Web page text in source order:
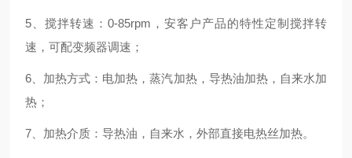
5、搅拌转速：0-85rpm，安客户产品的特性定制搅拌转
速，可配变频器调速；
6、加热方式：电加热，蒸汽加热，导热油加热，自来水加
热；
7、加热介质：导热油，自来水，外部直接电热丝加热。